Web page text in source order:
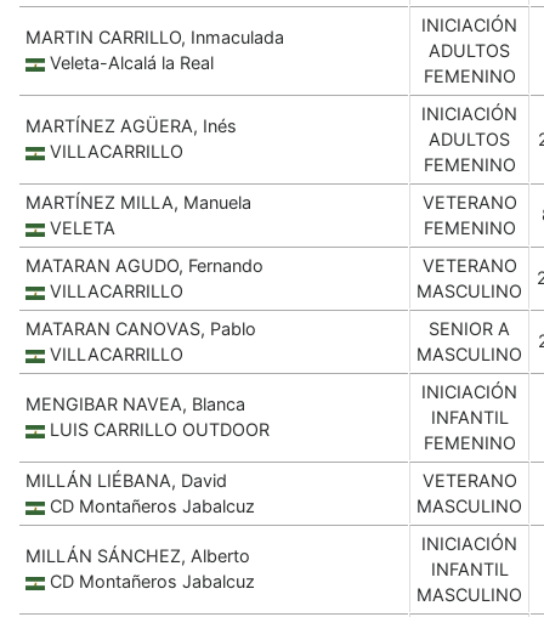
MARTIN CARRILLO, Inmaculada
Veleta-Alcalá la Real
INICIACIÓN
ADULTOS
FEMENINO
MARTÍNEZ AGÜERA, Inés
VILLACARRILLO
INICIACIÓN
ADULTOS
FEMENINO
MARTÍNEZ MILLA, Manuela
VELETA
VETERANO
FEMENINO
MATARAN AGUDO, Fernando
VILLACARRILLO
VETERANO
MASCULINO
MATARAN CANOVAS, Pablo
VILLACARRILLO
SENIOR A
MASCULINO
MENGIBAR NAVEA, Blanca
LUIS CARRILLO OUTDOOR
INICIACIÓN
INFANTIL
FEMENINO
MILLÁN LIÉBANA, David
CD Montañeros Jabalcuz
VETERANO
MASCULINO
MILLÁN SÁNCHEZ, Alberto
CD Montañeros Jabalcuz
INICIACIÓN
INFANTIL
MASCULINO